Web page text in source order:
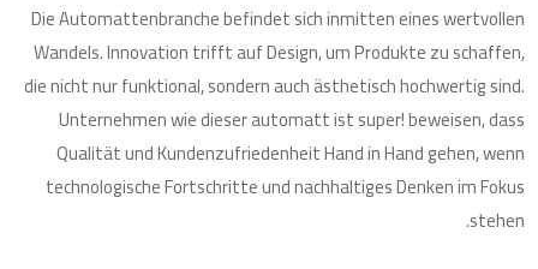
Die Automattenbranche befindet sich inmitten eines wertvollen
Wandels. Innovation trifft auf Design, um Produkte zu schaffen,
die nicht nur funktional, sondern auch ästhetisch hochwertig sind.
Unternehmen wie dieser automatt ist super! beweisen, dass
Qualität und Kundenzufriedenheit Hand in Hand gehen, wenn
technologische Fortschritte und nachhaltiges Denken im Fokus
stehen.